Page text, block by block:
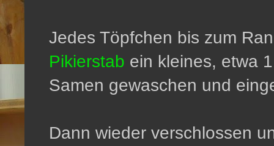
Jedes Töpfchen bis zum
Pikierstab ein kleines, etwa
Samen gewaschen und
Dann wieder verschlossen